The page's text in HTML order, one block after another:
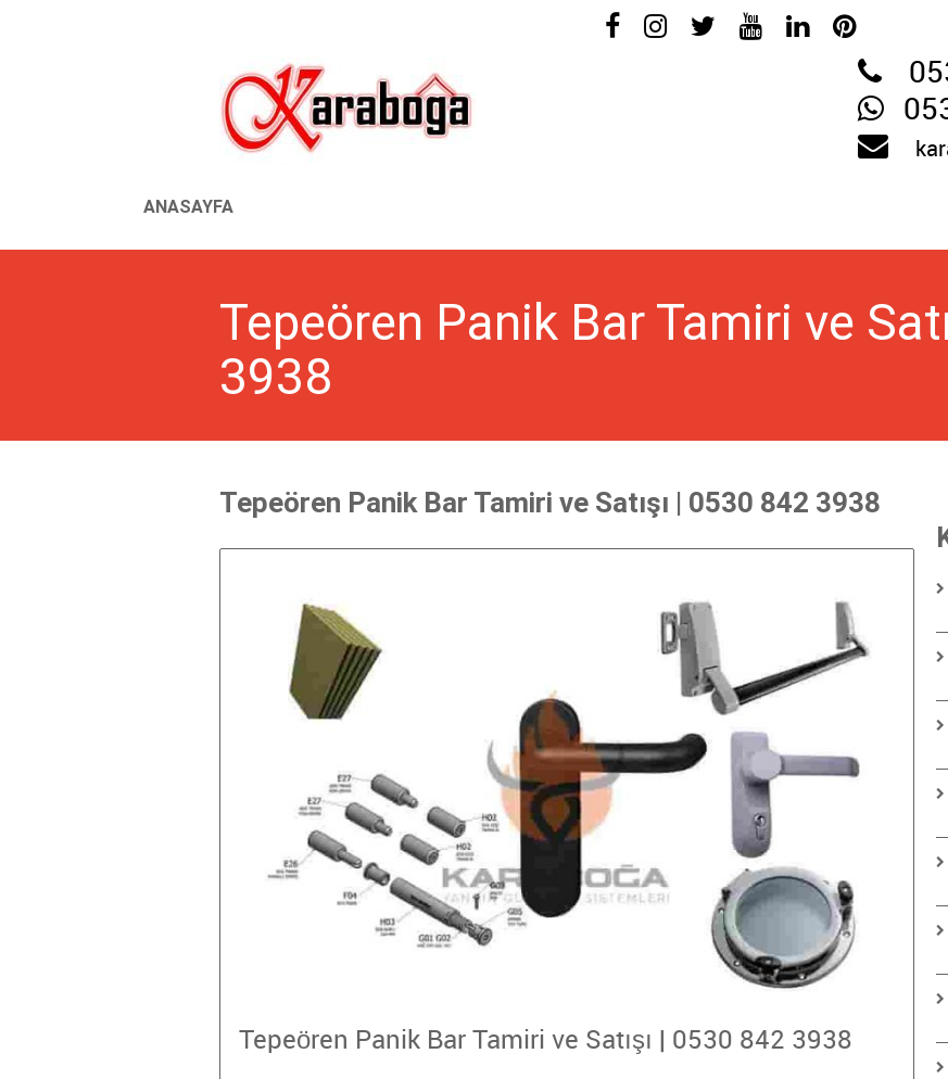
ANASAYFA
Tepeören Panik Bar Tamiri ve
3938
Tepeören Panik Bar Tamiri ve Satışı | 0530 842 3938
Tepeören Panik Bar Tamiri ve Satışı | 0530 842 3938